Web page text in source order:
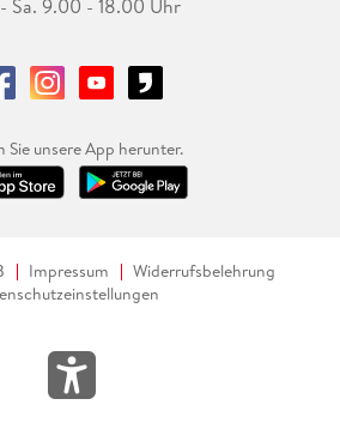
Sa. 9.00 - 18.00 Uhr
Sie unsere App herunter.
Impressum
Widerrufsbelehrung